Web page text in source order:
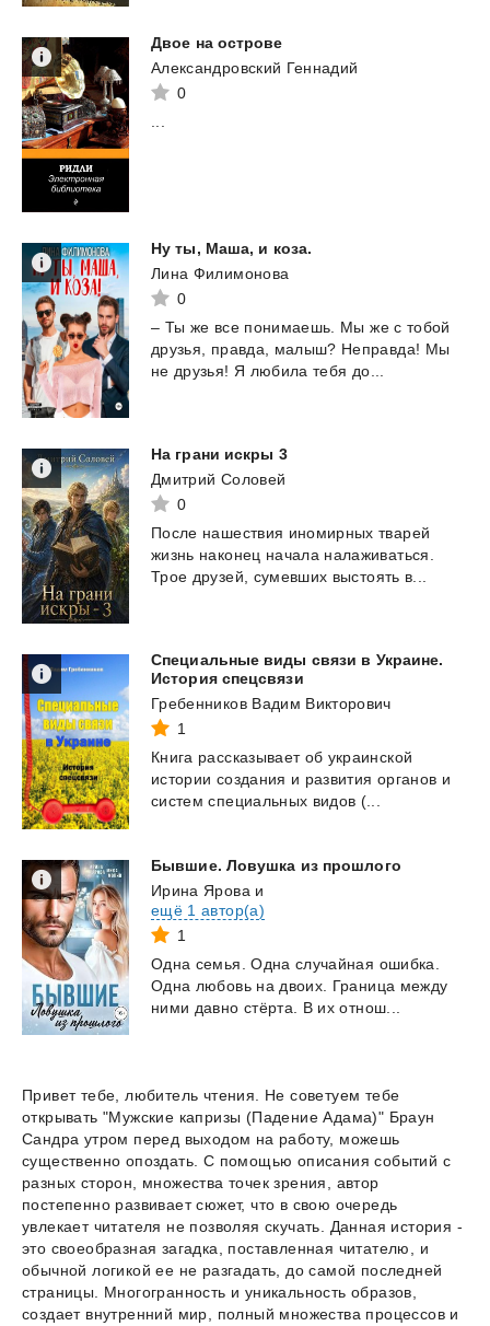
Двое на острове
Александровский Геннадий
0
...
Ну ты, Маша, и коза.
Лина Филимонова
0
– Ты же все понимаешь. Мы же с тобой
друзья, правда, малыш? Неправда! Мы
не друзья! Я любила тебя до...
На грани искры 3
Дмитрий Соловей
0
После нашествия иномирных тварей
жизнь наконец начала налаживаться.
Трое друзей, сумевших выстоять в...
Специальные виды связи в Украине.
История спецсвязи
Гребенников Вадим Викторович
1
Книга рассказывает об украинской
истории создания и развития органов и
систем специальных видов (...
Бывшие. Ловушка из прошлого
Ирина Яроваи
ещё 1 автор(а)
1
Одна семья. Одна случайная ошибка.
Одна любовь на двоих. Граница между
ними давно стёрта. В их отнош...
Привет тебе, любитель чтения. Не советуем тебе
открывать "Мужские капризы (Падение Адама)" Браун
Сандра утром перед выходом на работу, можешь
существенно опоздать. С помощью описания событий с
разных сторон, множества точек зрения, автор
постепенно развивает сюжет, что в свою очередь
увлекает читателя не позволяя скучать. Данная история -
это своеобразная загадка, поставленная читателю, и
обычной логикой ее не разгадать, до самой последней
страницы. Многогранность и уникальность образов,
создает внутренний мир, полный множества процессов и